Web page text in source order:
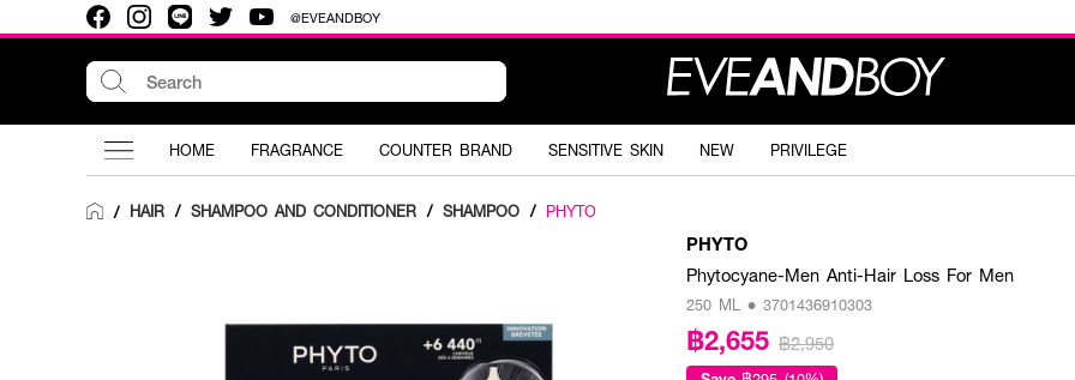
@EVEANDBOY
HOME FRAGRANCE COUNTER BRAND SENSITIVE SKIN NEW PRIVILEGE
/ HAIR / SHAMPOO AND CONDITIONER / SHAMPOO / PHYTO
PHYTO
Phytocyane-Men Anti-Hair Loss For Men
250 ML • 3701436910303
฿2,655 ฿2,950